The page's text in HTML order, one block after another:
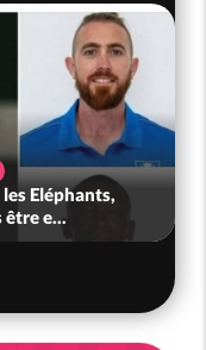
Eléphants,
être e...